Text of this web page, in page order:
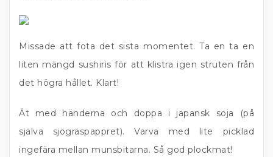
Missade att fota det sista momentet. Ta en ta en
liten mängd sushiris för att klistra igen struten från
det högra hållet. Klart!
Ät med händerna och doppa i japansk soja (på
själva sjögräspappret). Varva med lite picklad
ingefära mellan munsbitarna. Så god plockmat!